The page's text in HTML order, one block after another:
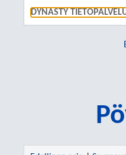
DYNASTY